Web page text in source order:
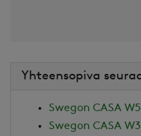
Yhteensopiva
Swegon CASA
Swegon CASA